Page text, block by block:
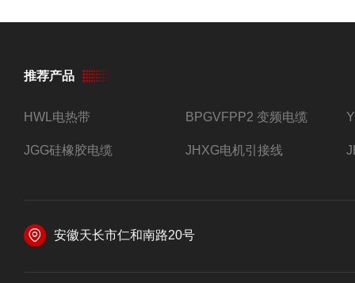
推荐产品
HWL电热带 BPGVFPP2 变频电缆
JGG硅橡胶电缆 JHXG电机引接线
安徽天长市仁和南路20号